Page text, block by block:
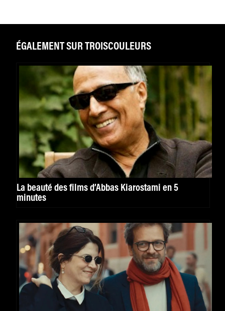
ÉGALEMENT SUR TROISCOULEURS
La beauté des films d’Abbas Kiarostami en 5
minutes